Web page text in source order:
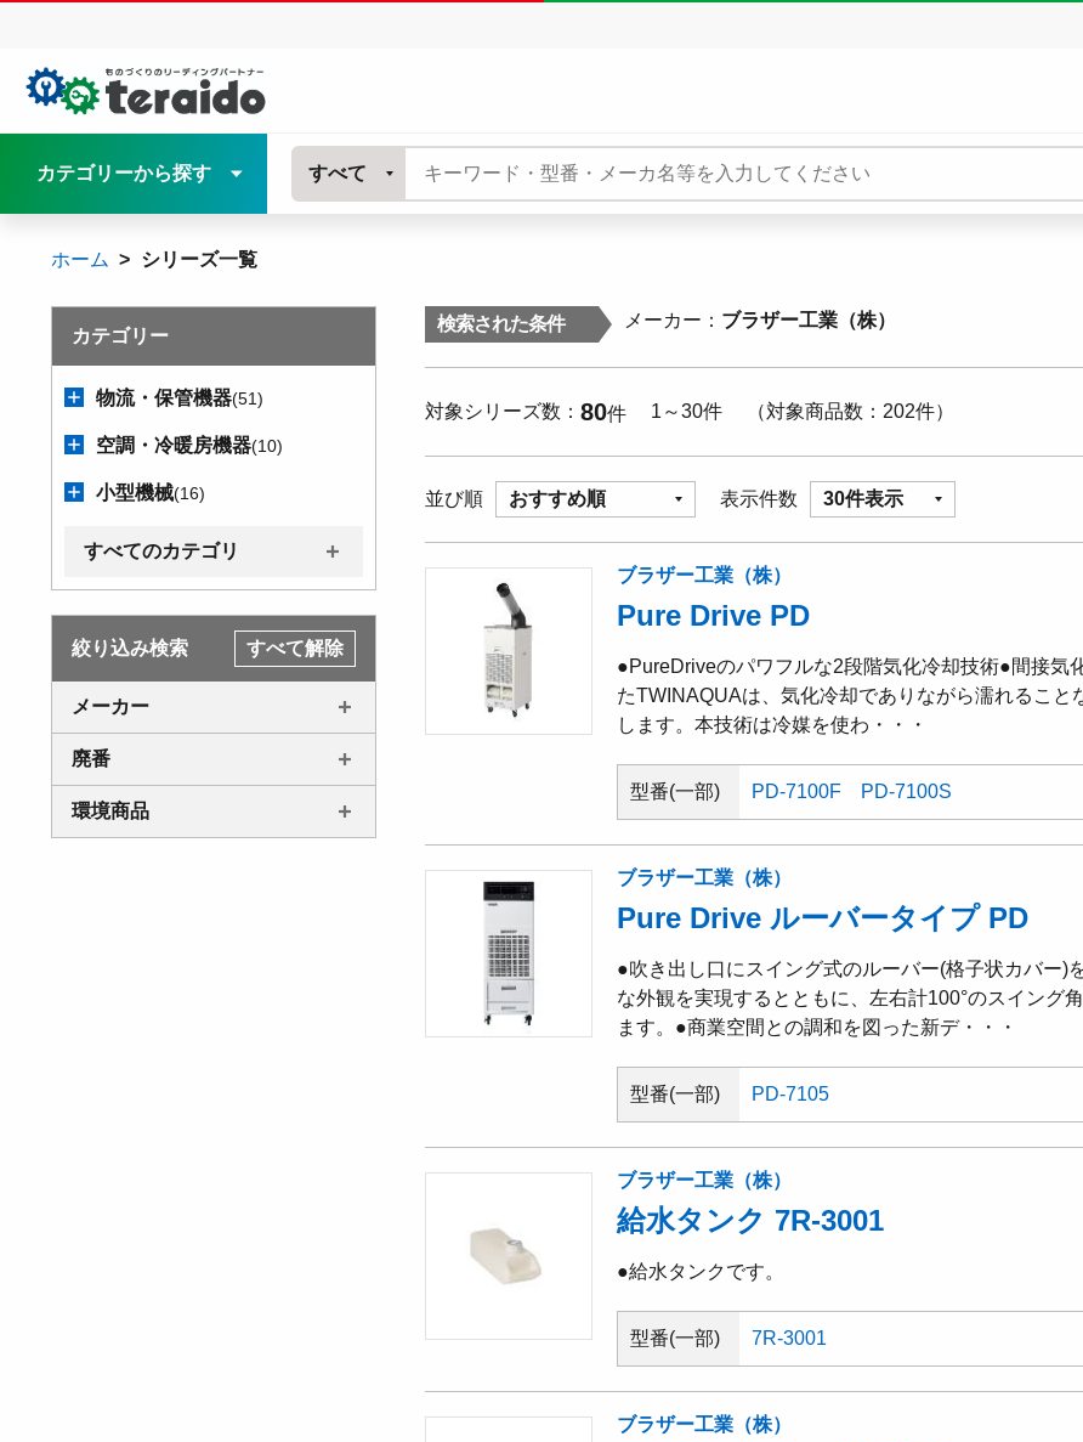
カテゴリーから探す すべて
ホーム シリーズ一覧
カテゴリー
物流・保管機器(51)
空調・冷暖房機器(10)
小型機械(16)
すべてのカテゴリ
絞り込み検索 すべて解除
メーカー
廃番
環境商品
検索された条件 メーカー ブラザー工業（株）
対象シリーズ数 80件 1～30件 対象商品数 202件
並び順 おすすめ順 表示件数 30件表示
ブラザー工業（株）
Pure Drive PD
●PureDriveのパワフルな2段階気化冷却技術●間接気
たTWINAQUAは、気化冷却でありながら濡れること
します。本技術は冷媒を使わ・・・
型番(一部) PD-7100F PD-7100S
ブラザー工業（株）
Pure Drive ルーバータイプ PD
●吹き出し口にスイング式のルーバー(格子状カバー)
な外観を実現するとともに、左右計100°のスイング
ます。●商業空間との調和を図った新デ・・・
型番(一部) PD-7105
ブラザー工業（株）
給水タンク 7R-3001
●給水タンクです。
型番(一部) 7R-3001
ブラザー工業（株）